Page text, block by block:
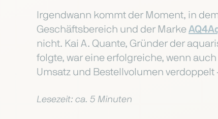
Irgendwann kommt der Moment, in
Geschäftsbereich und der Marke
nicht. Kai A. Quante, Gründer der
folgte, war eine erfolgreiche, wenn
Umsatz und Bestellvolumen
Lesezeit: ca. 5 Minuten